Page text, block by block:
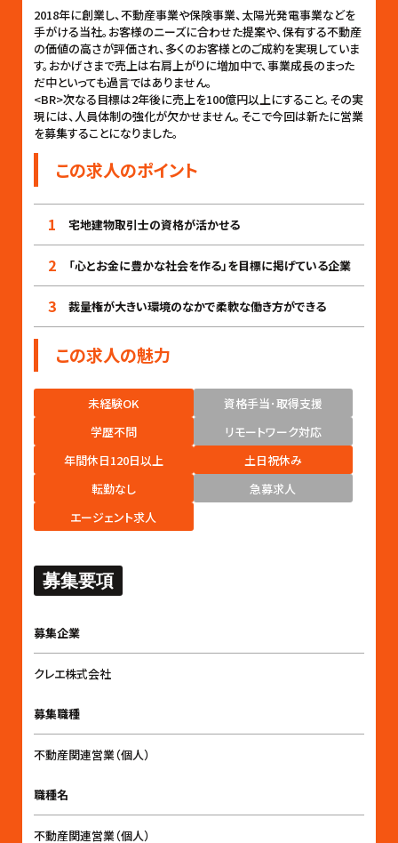
2018年に創業し、不動産事業や保険事業、太陽光発電事業などを
手がける当社。お客様のニーズに合わせた提案や、保有する不動産
の価値の高さが評価され、多くのお客様とのご成約を実現していま
す。おかげさまで売上は右肩上がりに増加中で、事業成長のまった
だ中といっても過言ではありません。
<BR>次なる目標は2年後に売上を100億円以上にすること。その実
現には、人員体制の強化が欠かせません。そこで今回は新たに営業
を募集することになりました。
この求人のポイント
1 宅地建物取引士の資格が活かせる
2 「心とお金に豊かな社会を作る」を目標に掲げている企業
3 裁量権が大きい環境のなかで柔軟な働き方ができる
この求人の魅力
未経験OK
資格手当･取得支援
学歴不問
リモートワーク対応
年間休日120日以上
土日祝休み
転勤なし
急募求人
エージェント求人
募集要項
募集企業
クレエ株式会社
募集職種
不動産関連営業（個人）
職種名
不動産関連営業（個人）